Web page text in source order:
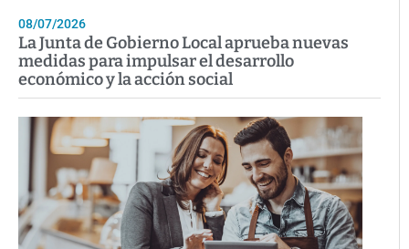
08/07/2026
La Junta de Gobierno Local aprueba nuevas
medidas para impulsar el desarrollo
económico y la acción social